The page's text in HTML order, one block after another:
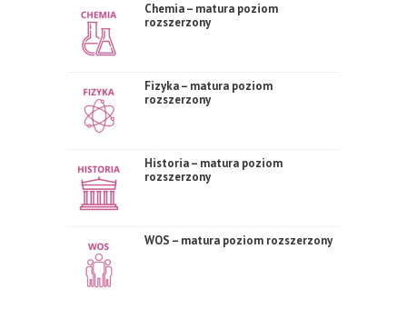
Chemia – matura poziom
rozszerzony
Fizyka – matura poziom
rozszerzony
Historia – matura poziom
rozszerzony
WOS – matura poziom rozszerzony